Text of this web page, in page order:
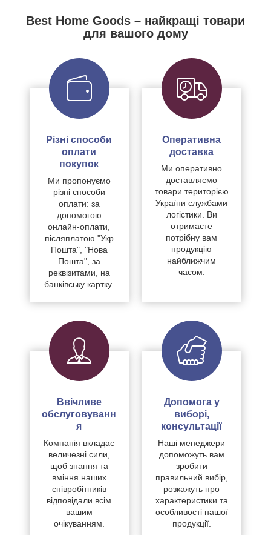
Best Home Goods – найкращі товари
для вашого дому
Різні способи
оплати
покупок
Ми пропонуємо
різні способи
оплати: за
допомогою
онлайн-оплати,
післяплатою "Укр
Пошта", "Нова
Пошта", за
реквізитами, на
банківську картку.
Оперативна
доставка
Ми оперативно
доставляємо
товари територією
України службами
логістики. Ви
отримаєте
потрібну вам
продукцію
найближчим
часом.
Ввічливе
обслуговуванн
я
Компанія вкладає
величезні сили,
щоб знання та
вміння наших
співробітників
відповідали всім
вашим
очікуванням.
Допомога у
виборі,
консультації
Наші менеджери
допоможуть вам
зробити
правильний вибір,
розкажуть про
характеристики та
особливості нашої
продукції.